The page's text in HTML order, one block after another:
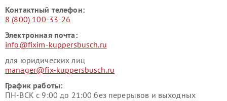
Контактный телефон:
8 (800) 100-33-26
Электронная почта:
info@fixim-kuppersbusch.ru
для юридических лиц
manager@fix-kuppersbusch.ru
График работы:
ПН-ВСК с 9:00 до 21:00 без перерывов и выходных